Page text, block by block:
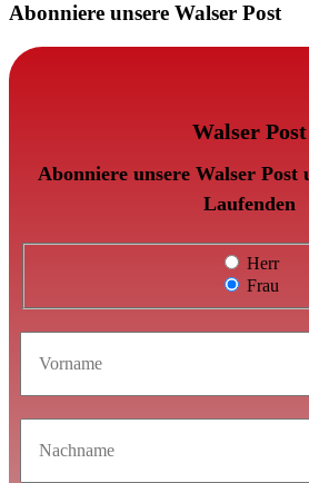
Abonniere unsere Walser Post
Walser Post
Abonniere unsere Walser Post
Laufenden
Herr
Frau